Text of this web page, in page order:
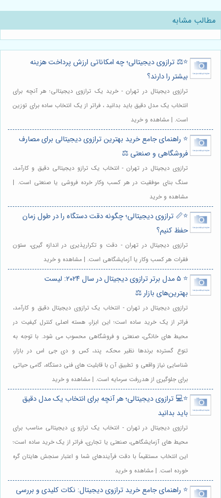
مطالب مشابه
⭐️⚖️ ترازوی دیجیتالی؛ چه امکاناتی ارزش پرداخت هزینه
بیشتر را دارند؟
ترازوی دیجیتال در تهران - خرید یک ترازوی دیجیتالی؛ هر آنچه برای
انتخاب یک مدل دقیق باید بدانید ، فراتر از یک انتخاب ساده برای توزین
است. | مشاهده و خرید
⭐️ راهنمای جامع خرید بهترین ترازوی دیجیتالی برای مصارف
فروشگاهی و صنعتی ⚖️
ترازوی دیجیتال در تهران - انتخاب یک ترازو دیجیتالی دقیق و کارآمد،
سنگ بنای موفقیت در هر کسب وکار خرده فروشی یا صنعتی است. |
مشاهده و خرید
⭐️📏 ترازوی دیجیتالی؛ چگونه دقت دستگاه را در طول زمان
حفظ کنیم؟
ترازوی دیجیتال در تهران - دقت و تکرارپذیری در اندازه گیری، ستون
فقرات هر کسب وکار یا آزمایشگاهی است. | مشاهده و خرید
⭐️ ۵ مدل برتر ترازوی دیجیتال در سال ۲۰۲۴: لیست
بهترین‌های بازار ⚖️
ترازوی دیجیتال در تهران - انتخاب یک ترازوی دیجیتال دقیق و کارآمد،
فراتر از یک خرید ساده است؛ این ابزار، هسته اصلی کنترل کیفیت در
محیط های خانگی، صنعتی و فروشگاهی محسوب می شود. با توجه به
تنوع گسترده برندها نظیر محک، پند، کس و دی جی اس در بازار،
شناسایی نیاز واقعی و تطبیق آن با قابلیت های فنی دستگاه، گامی حیاتی
برای جلوگیری از هدررفت سرمایه است. | مشاهده و خرید
⭐️💻 ترازوی دیجیتالی؛ هر آنچه برای انتخاب یک مدل دقیق
باید بدانید
ترازوی دیجیتال در تهران - انتخاب یک ترازو ی دیجیتالی مناسب برای
محیط های آزمایشگاهی، صنعتی یا تجاری، فراتر از یک خرید ساده است؛
این انتخاب مستقیماً با دقت فرآیندهای شما و اعتبار سنجش هایتان گره
خورده است. | مشاهده و خرید
⭐️ راهنمای جامع خرید ترازوی دیجیتال: نکات کلیدی و بررسی